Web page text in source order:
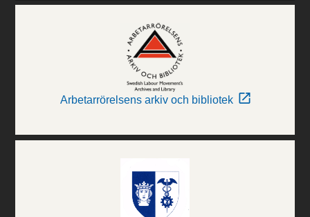
Arbetarrörelsens arkiv och bibliotek